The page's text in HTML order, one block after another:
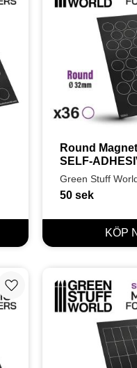
Round
SELF-
32mm
Green Stuff World
50 sek
Lägg till i favoriter